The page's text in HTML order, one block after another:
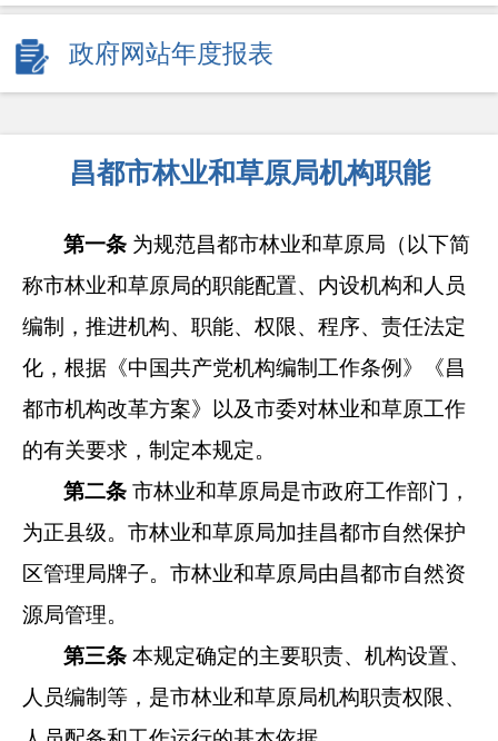
政府网站年度报表
昌都市林业和草原局机构职能
第一条 为规范昌都市林业和草原局（以下简
称市林业和草原局的职能配置、内设机构和人员
编制，推进机构、职能、权限、程序、责任法定
化，根据《中国共产党机构编制工作条例》
《昌
都市机构改革方案》以及市委对林业和草原工作
的有关要求，制定本规定。
第二条市林业和草原局是市政府工作部门，
为正县级。市林业和草原局加挂昌都市自然保护
区管理局牌子。 市林业和草原局由昌都市自然资
源局管理。
第三条 本规定确定的主要职责、机构设置、
人员编制等， 是市林业和草原局机构职责权限、